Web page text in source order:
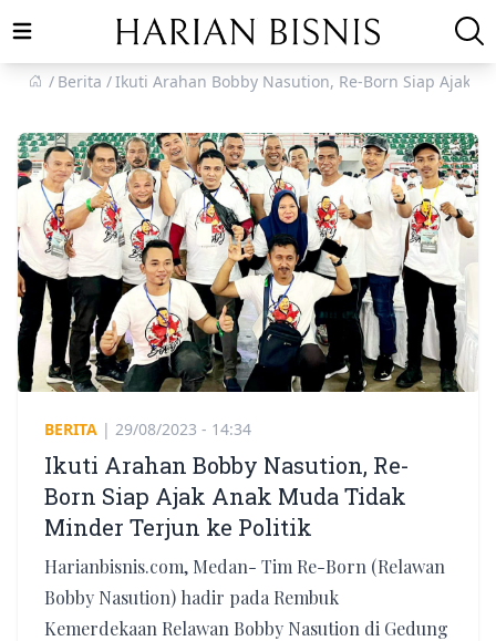
Open main menu
Berita
Ikuti Arahan Bobby Nasution, Re-Born Siap Ajak
BERITA | 29/08/2023 - 14:34
Ikuti Arahan Bobby Nasution, Re-
Born Siap Ajak Anak Muda Tidak
Minder Terjun ke Politik
Harianbisnis.com, Medan- Tim Re-Born (Relawan
Bobby Nasution) hadir pada Rembuk
Kemerdekaan Relawan Bobby Nasution di Gedung